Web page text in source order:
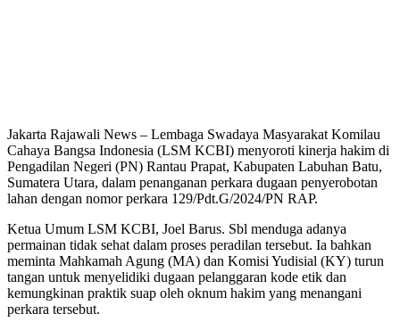
Jakarta Rajawali News – Lembaga Swadaya Masyarakat Komilau
Cahaya Bangsa Indonesia (LSM KCBI) menyoroti kinerja hakim di
Pengadilan Negeri (PN) Rantau Prapat, Kabupaten Labuhan Batu,
Sumatera Utara, dalam penanganan perkara dugaan penyerobotan
lahan dengan nomor perkara 129/Pdt.G/2024/PN RAP.
Ketua Umum LSM KCBI, Joel Barus. Sbl menduga adanya
permainan tidak sehat dalam proses peradilan tersebut. Ia bahkan
meminta Mahkamah Agung (MA) dan Komisi Yudisial (KY) turun
tangan untuk menyelidiki dugaan pelanggaran kode etik dan
kemungkinan praktik suap oleh oknum hakim yang menangani
perkara tersebut.